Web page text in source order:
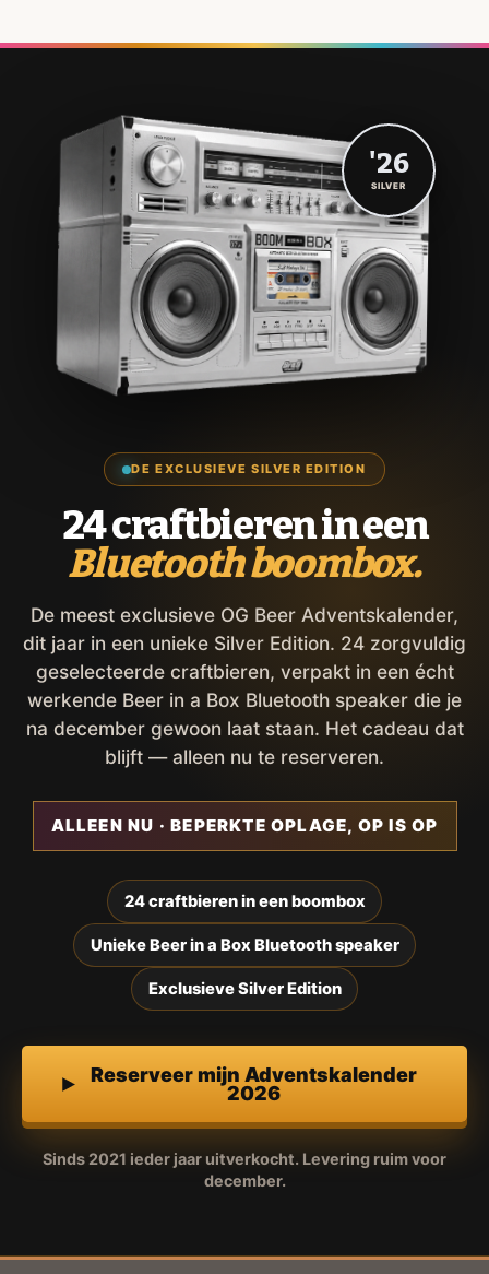
DE EXCLUSIEVE SILVER EDITION
24 craftbieren in een
Bluetooth boombox.
De meest exclusieve OG Beer Adventskalender,
dit jaar in een unieke Silver Edition. 24 zorgvuldig
geselecteerde craftbieren, verpakt in een écht
werkende Beer in a Box Bluetooth speaker die je
na december gewoon laat staan. Het cadeau dat
blijft — alleen nu te reserveren.
ALLEEN NU · BEPERKTE OPLAGE, OP IS OP
24 craftbieren in een boombox
Unieke Beer in a Box Bluetooth speaker
Exclusieve Silver Edition
Reserveer mijn Adventskalender
2026
Sinds 2021 ieder jaar uitverkocht. Levering ruim voor
december.
'26
SILVER